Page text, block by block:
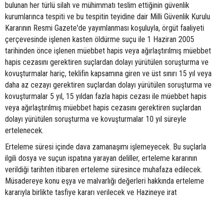
bulunan her türlü silah ve mühimmatı teslim ettiğinin güvenlik
kurumlarınca tespiti ve bu tespitin teyidine dair Milli Güvenlik Kurulu
Kararının Resmi Gazete'de yayımlanması koşuluyla, örgüt faaliyeti
çerçevesinde işlenen kasten öldürme suçu ile 1 Haziran 2005
tarihinden önce işlenen müebbet hapis veya ağırlaştırılmış müebbet
hapis cezasını gerektiren suçlardan dolayı yürütülen soruşturma ve
kovuşturmalar hariç, teklifin kapsamına giren ve üst sınırı 15 yıl veya
daha az cezayı gerektiren suçlardan dolayı yürütülen soruşturma ve
kovuşturmalar 5 yıl, 15 yıldan fazla hapis cezası ile müebbet hapis
veya ağırlaştırılmış müebbet hapis cezasını gerektiren suçlardan
dolayı yürütülen soruşturma ve kovuşturmalar 10 yıl süreyle
ertelenecek.
Erteleme süresi içinde dava zamanaşımı işlemeyecek. Bu suçlarla
ilgili dosya ve suçun ispatına yarayan deliller, erteleme kararının
verildiği tarihten itibaren erteleme süresince muhafaza edilecek.
Müsadereye konu eşya ve malvarlığı değerleri hakkında erteleme
kararıyla birlikte tasfiye kararı verilecek ve Hazineye irat